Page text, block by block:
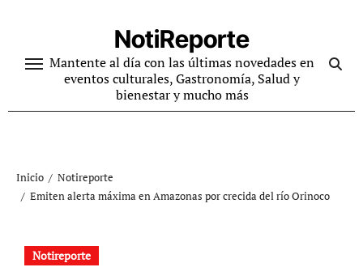
contenido
NotiReporte
Mantente al día con las últimas novedades en
eventos culturales, Gastronomía, Salud y
bienestar y mucho más
Inicio
Notireporte
Emiten alerta máxima en Amazonas por crecida del río Orinoco
Notireporte